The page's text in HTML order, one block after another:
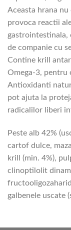
Aceasta hrana
provoca reactii
gastrointestinala,
de companie cu
Contine krill
Omega-3, pentru
Antioxidanti
pot ajuta la
radicalilor liberi
Peste alb 42%
cartof dulce,
krill (min. 4%),
clinoptilolit
galbenele uscate